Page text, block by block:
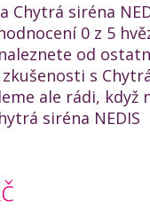
Chytrá siréna
0 z 5
od
s
ale rádi, když
siréna NEDIS